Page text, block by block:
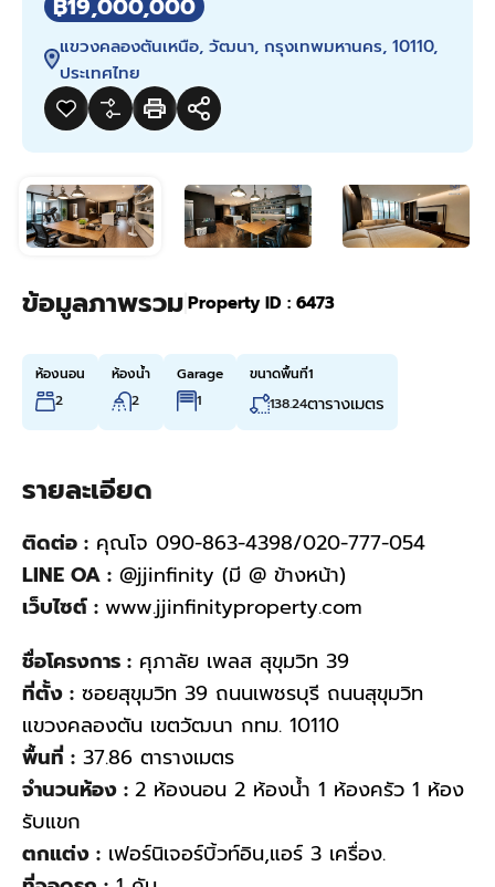
แขวงคลองตันเหนือ, วัฒนา, กรุงเทพมหานคร, 10110,
ประเทศไทย
ข้อมูลภาพรวมProperty ID : 6473
ห้องนอน
2
ห้องน้ำ
2
Garage
1
ขนาดพื้นที่1
138.24ตารางเมตร
รายละเอียด
ติดต่อ : คุณโจ 090-863-4398/020-777-054
LINE OA : @jjinfinity (มี @ ข้างหน้า)
เว็บไซต์ : www.jjinfinityproperty.com
ชื่อโครงการ : ศุภาลัย เพลส สุขุมวิท 39
ที่ตั้ง : ซอยสุขุมวิท 39 ถนนเพชรบุรี ถนนสุขุมวิท
แขวงคลองตัน เขตวัฒนา กทม. 10110
พื้นที่ : 37.86 ตารางเมตร
จำนวนห้อง : 2 ห้องนอน 2 ห้องน้ำ 1 ห้องครัว 1 ห้อง
รับแขก
ตกแต่ง : เฟอร์นิเจอร์บิ้วท์อิน,แอร์ 3 เครื่อง.